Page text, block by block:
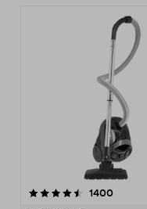
1400
4.5 viidestä